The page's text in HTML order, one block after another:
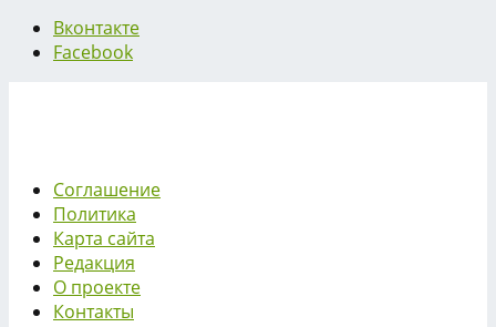
Вконтакте
Facebook
Соглашение
Политика
Карта сайта
Редакция
О проекте
Контакты